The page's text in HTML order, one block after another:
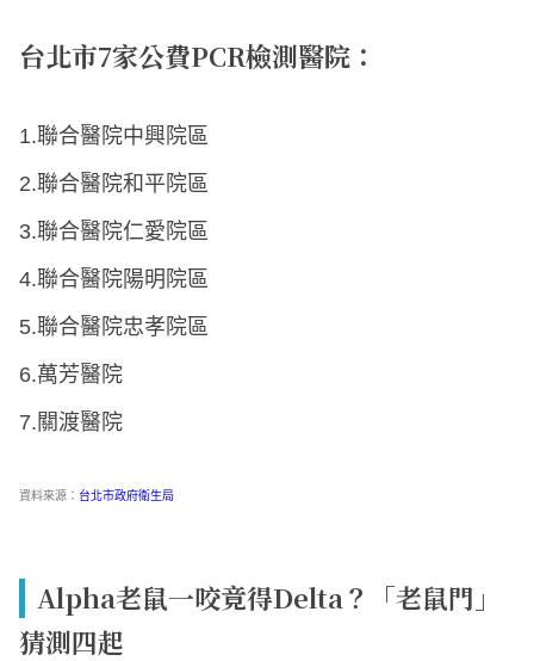
台北市7家公費PCR檢測醫院：
1.聯合醫院中興院區
2.聯合醫院和平院區
3.聯合醫院仁愛院區
4.聯合醫院陽明院區
5.聯合醫院忠孝院區
6.萬芳醫院
7.關渡醫院
資料來源： 台北市政府衛生局
Alpha老鼠一咬竟得Delta？「老鼠門」
猜測四起